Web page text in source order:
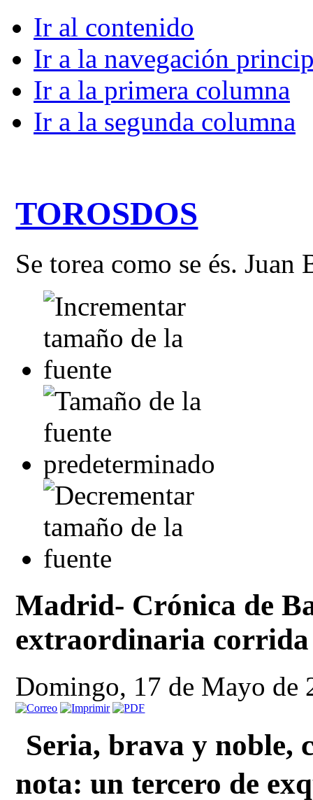
Ir al contenido
Ir a la navegación
Ir a la primera columna
Ir a la segunda columna
TOROSDOS
Se torea como se és. Juan
Madrid- Crónica de
extraordinaria corrida
Domingo, 17 de Mayo de
Seria, brava y noble,
nota: un tercero de